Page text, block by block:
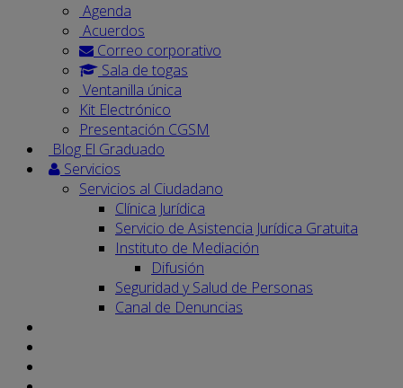
Agenda
Acuerdos
Correo corporativo
Sala de togas
Ventanilla única
Kit Electrónico
Presentación CGSM
Blog El Graduado
Servicios
Servicios al Ciudadano
Clínica Jurídica
Servicio de Asistencia Jurídica Gratuita
Instituto de Mediación
Difusión
Seguridad y Salud de Personas
Canal de Denuncias